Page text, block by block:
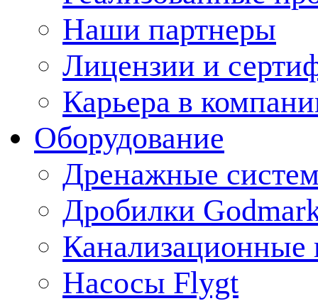
Наши партнеры
Лицензии и
Карьера в
Оборудование
Дренажные
Дробилки
Канализационные
Насосы Flygt